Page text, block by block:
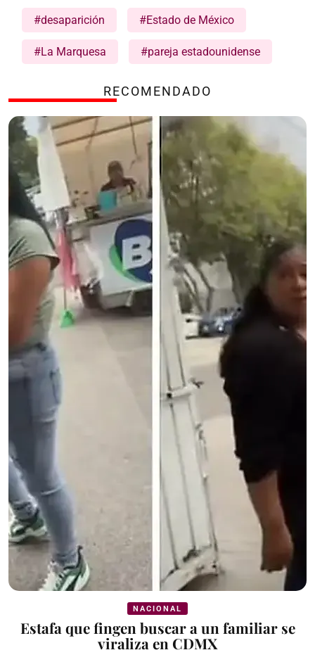
#desaparición #Estado de México
#La Marquesa #pareja estadounidense
RECOMENDADO
NACIONAL
Estafa que fingen buscar a un familiar se
viraliza en CDMX